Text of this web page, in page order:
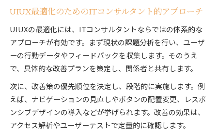
UIUX最適化のためのITコンサルタント的アプローチ
UIUXの最適化には、ITコンサルタントならではの体系的な
アプローチが有効です。まず現状の課題分析を行い、ユーザ
ーの行動データやフィードバックを収集します。そのうえ
で、具体的な改善プランを策定し、関係者と共有します。
次に、改善策の優先順位を決定し、段階的に実施します。例
えば、ナビゲーションの見直しやボタンの配置変更、レスポ
ンシブデザインの導入などが挙げられます。改善の効果は、
アクセス解析やユーザーテストで定量的に確認します。